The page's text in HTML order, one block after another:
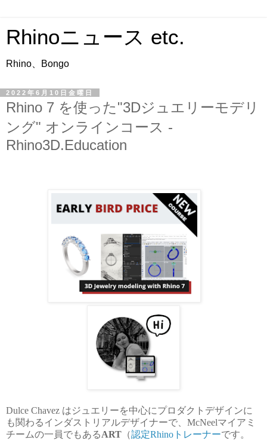
Rhinoニュース etc.
Rhino、Bongo
2022年6月10日金曜日
Rhino 7 を使った"3Dジュエリーモデリ
ング" オンラインコース -
Rhino3D.Education
Dulce Chavez はジュエリーを中心にプロダクトデザインに
も関わるインダストリアルデザイナーで、McNeelマイアミ
チームの一員でもあるART （認定Rhinoトレーナーです。